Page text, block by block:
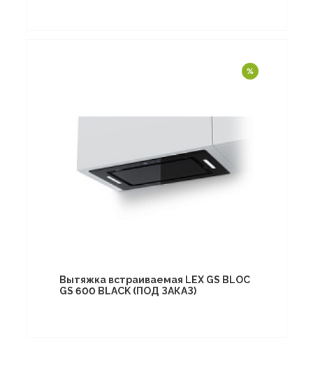
Вытяжка встраиваемая LEX GS BLOC
GS 600 BLACK (ПОД ЗАКАЗ)